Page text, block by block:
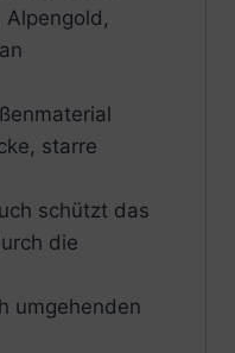
Alpengold,
starre
schützt das
die
umgehenden